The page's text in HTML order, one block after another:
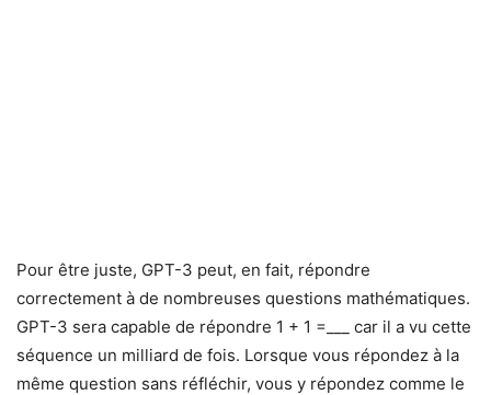
Pour être juste, GPT-3 peut, en fait, répondre
correctement à de nombreuses questions mathématiques.
GPT-3 sera capable de répondre 1 + 1 =___ car il a vu cette
séquence un milliard de fois. Lorsque vous répondez à la
même question sans réfléchir, vous y répondez comme le